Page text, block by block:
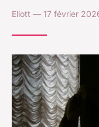
Eliott — 17 février